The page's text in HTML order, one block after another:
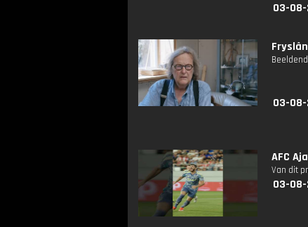
03-08-
03-08-
AFC
Van dit
03-08-